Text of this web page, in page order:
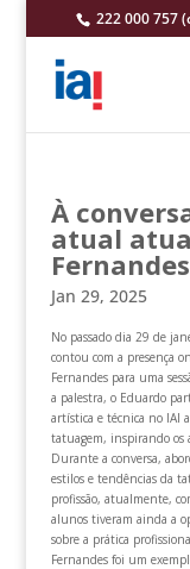
222 000 757
À
atual
Fernandes
Jan 29, 2025
No passado dia 29 de
contou com a presença
Fernandes para uma
a palestra, o Eduardo
artística e técnica no IAI
tatuagem, inspirando os
Durante a conversa,
estilos e tendências da
profissão, atualmente,
alunos tiveram ainda a
sobre a prática
Fernandes foi um